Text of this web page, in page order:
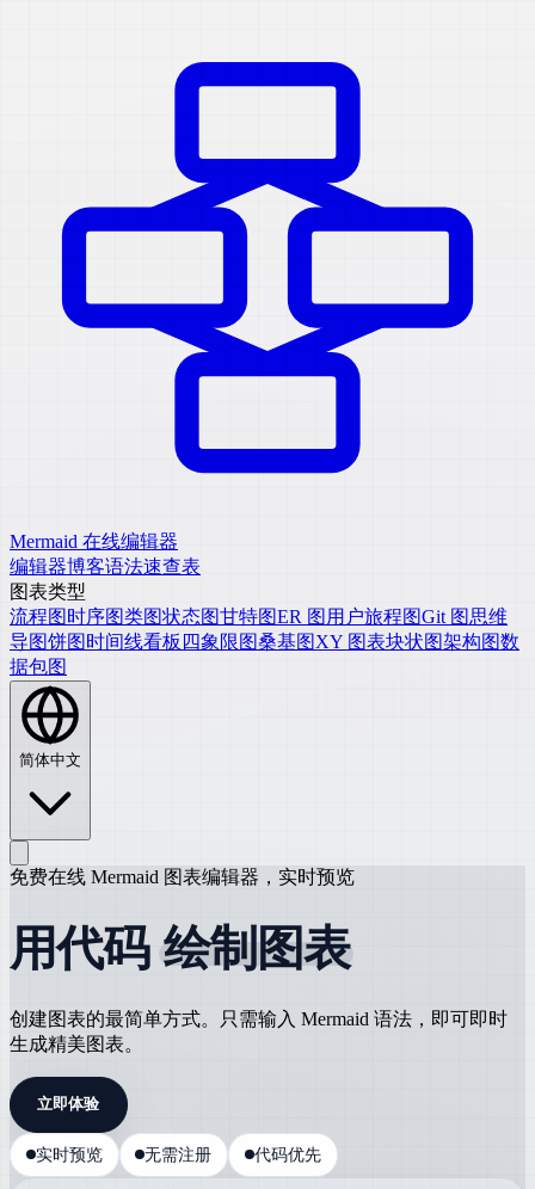
Mermaid 在线编辑器
编辑器博客语法速查表
图表类型
流程图 时序图类图状态图甘特图ER 图 用户旅程图Git 图 思维
导图饼图 时间线看板 四象限图桑基图 XY 图表块状图架构图数
据包图
简体中文
免费在线 Mermaid 图表编辑器，实时预览
用代码 绘制图表
创建图表的最简单方式。只需输入 Mermaid 语法，即可即时
生成精美图表。
立即体验
实时预览 无需注册 代码优先